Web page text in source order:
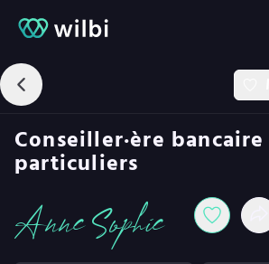
Conseiller·ère bancaire
particuliers
Anne Sophie